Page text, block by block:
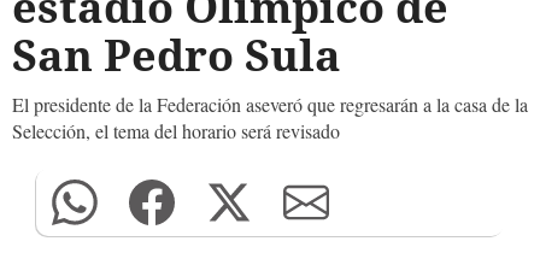
San Pedro Sula
El presidente de la Federación aseveró que regresarán a la casa de la
Selección, el tema del horario será revisado